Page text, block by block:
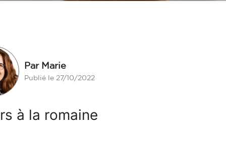
Par Marie
Publié le 27/10/2022
à la romaine